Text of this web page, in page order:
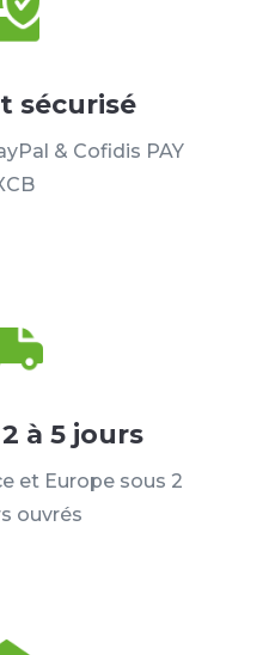
sécurisé
& Cofidis PAY
à 5 jours
et Europe sous 2
ouvrés